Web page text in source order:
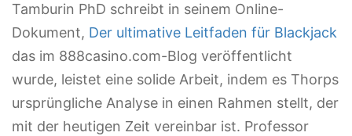
Tamburin PhD schreibt in seinem Online-
Dokument, Der ultimative Leitfaden für Blackjack
das im 888casino.com-Blog veröffentlicht
wurde, leistet eine solide Arbeit, indem es Thorps
ursprüngliche Analyse in einen Rahmen stellt, der
mit der heutigen Zeit vereinbar ist. Professor